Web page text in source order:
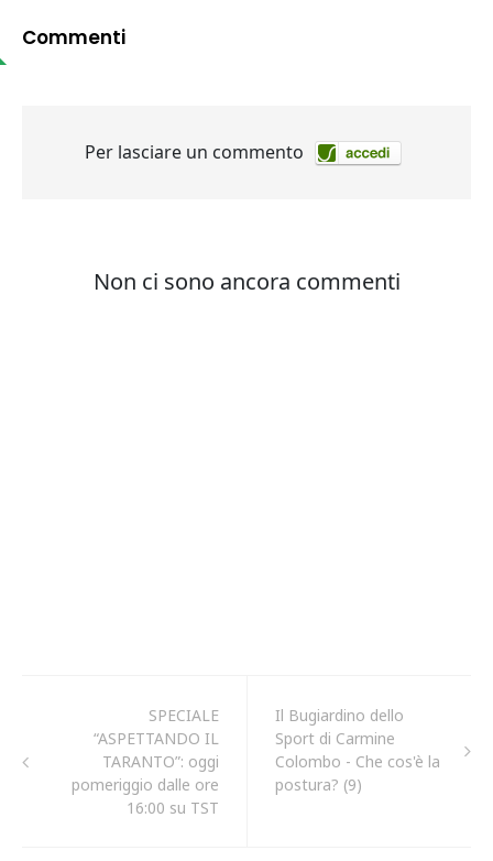
Commenti
SPECIALE
“ASPETTANDO IL
TARANTO”: oggi
pomeriggio dalle ore
16:00 su TST
Il Bugiardino dello
Sport di Carmine
Colombo - Che cos'è la
postura? (9)